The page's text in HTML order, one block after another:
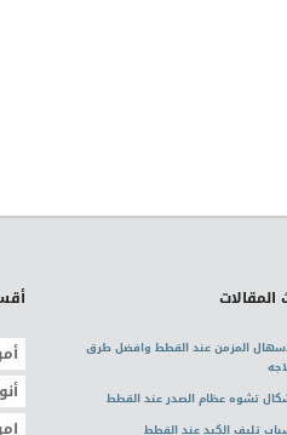
المقالات
المزمن عند القطط وافضل طرق
تشوه عظام الصدر عند القطط
تليف الكبد عند القطط